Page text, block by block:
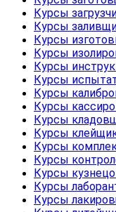
Курсы
Курсы
Курсы
Курсы
Курсы
Курсы
Курсы
Курсы
Курсы
Курсы
Курсы
Курсы
Курсы
Курсы
Курсы